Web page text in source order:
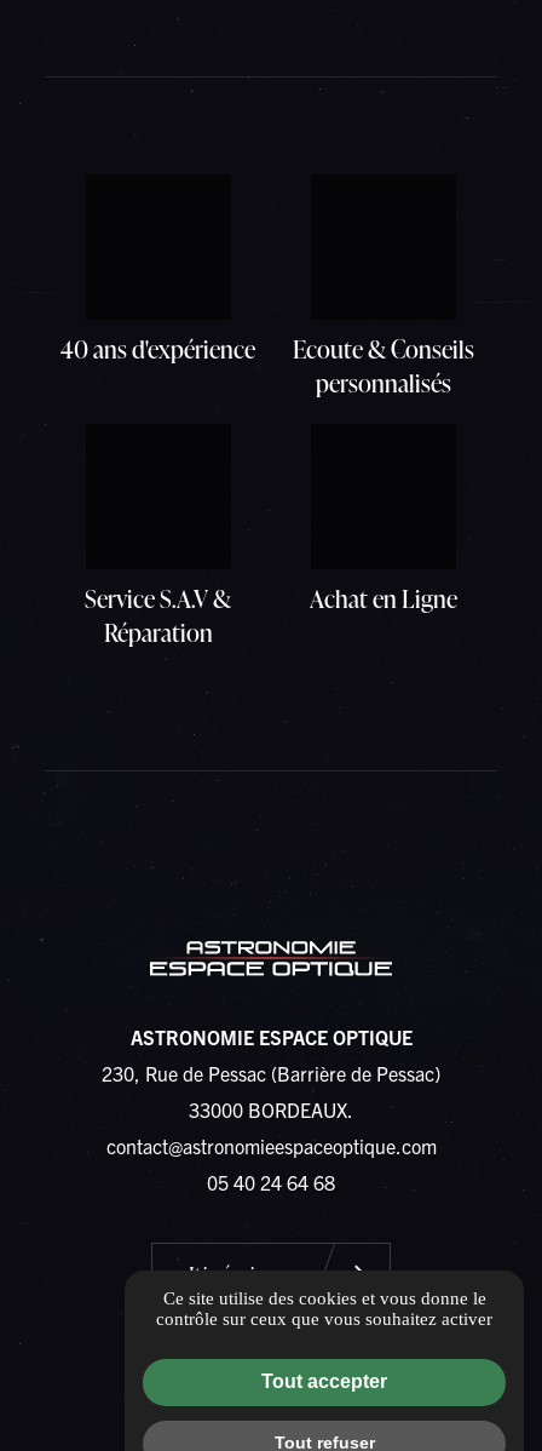
40 ans d'expérience
Ecoute & Conseils
personnalisés
Service S.A.V &
Réparation
Achat en Ligne
ASTRONOMIE ESPACE OPTIQUE
230, Rue de Pessac (Barrière de Pessac)
33000 BORDEAUX.
contact@astronomieespaceoptique.com
05 40 24 64 68
Itinéraire
Guide local
Ce site utilise des cookies et vous donne le
contrôle sur ceux que vous souhaitez activer
Tout accepter
Tout refuser